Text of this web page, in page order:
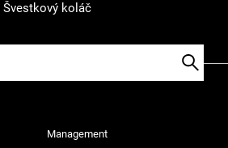
Švestkový koláč
Management